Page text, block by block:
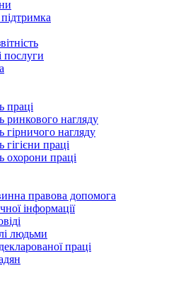
послуги
праці
ринкового нагляду
нагляду
праці
охорони праці
правова допомога
інформації
людьми
праці